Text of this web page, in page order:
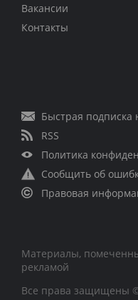
Вакансии
Контакты
Быстрая подписка
RSS
Политика
Сообщить об
Правовая
Материалы,
рекламой
Все права защищены